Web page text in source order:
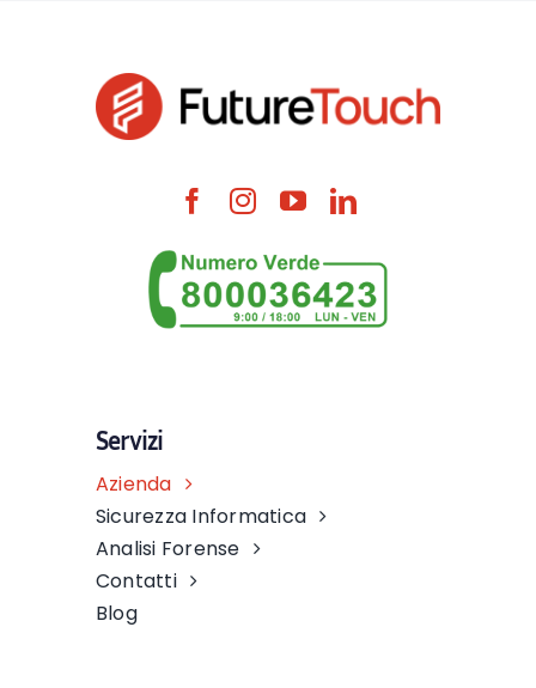
Servizi
Azienda
Sicurezza Informatica
Analisi Forense
Contatti
Blog